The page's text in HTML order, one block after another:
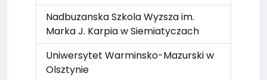
Nadbuzanska Szkola Wyzsza im.
Marka J. Karpia w Siemiatyczach
Uniwersytet Warminsko-Mazurski w
Olsztynie